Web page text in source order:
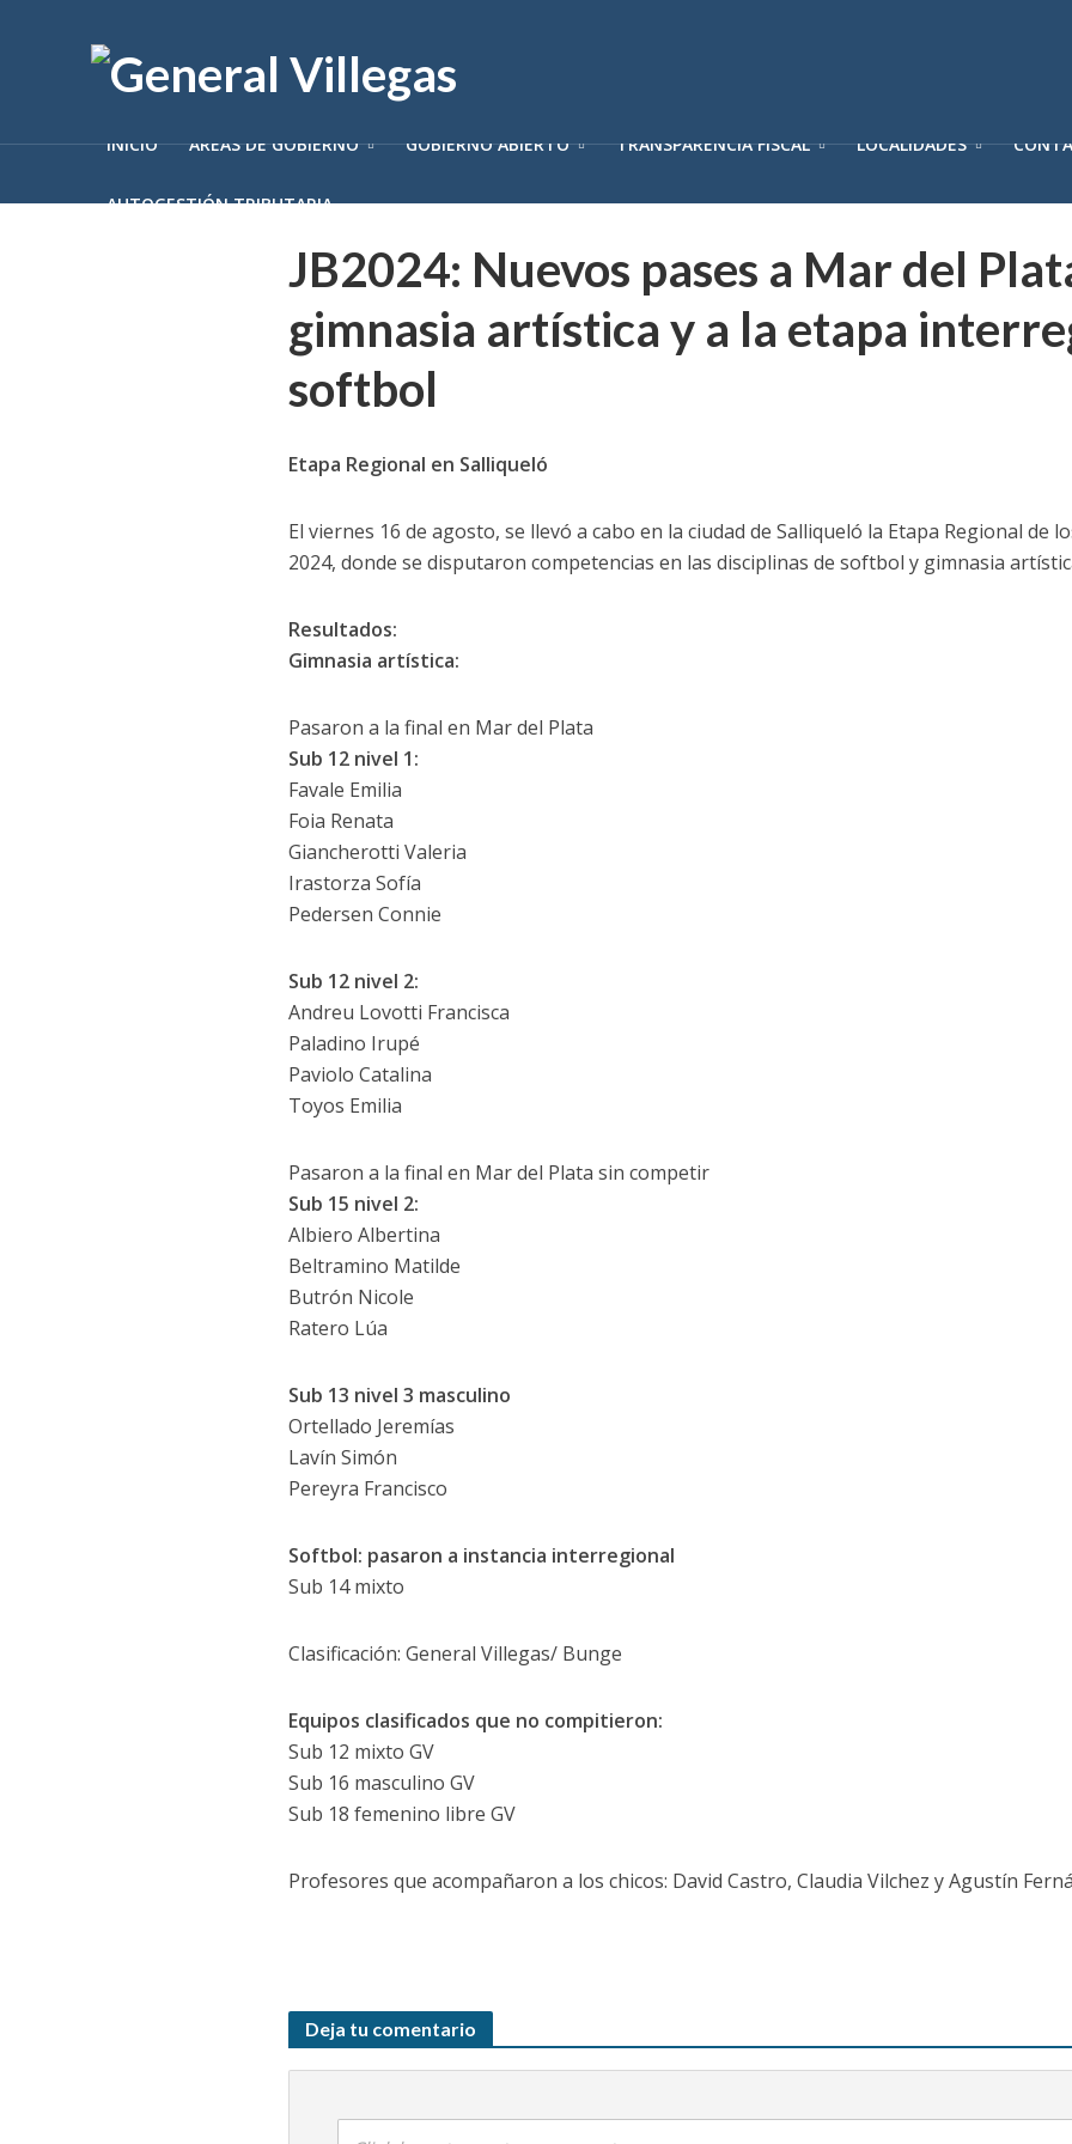
INICIO ÁREAS DE GOBIERNO GOBIERNO ABIERTO TRANSPARENCIA FISCAL LOCALIDADES
AUTOGESTIÓN TRIBUTARIA
JB2024: Nuevos pases a Mar del
gimnasia artística y a la etapa
softbol
Etapa Regional en Salliqueló
El viernes 16 de agosto, se llevó a cabo en la ciudad de Salliqueló la Etapa Regional de
2024, donde se disputaron competencias en las disciplinas de softbol y gimnasia
Resultados:
Gimnasia artística:
Pasaron a la final en Mar del Plata
Sub 12 nivel 1:
Favale Emilia
Foia Renata
Giancherotti Valeria
Irastorza Sofía
Pedersen Connie
Sub 12 nivel 2:
Andreu Lovotti Francisca
Paladino Irupé
Paviolo Catalina
Toyos Emilia
Pasaron a la final en Mar del Plata sin competir
Sub 15 nivel 2:
Albiero Albertina
Beltramino Matilde
Butrón Nicole
Ratero Lúa
Sub 13 nivel 3 masculino
Ortellado Jeremías
Lavín Simón
Pereyra Francisco
Softbol: pasaron a instancia interregional
Sub 14 mixto
Clasificación: General Villegas/ Bunge
Equipos clasificados que no compitieron:
Sub 12 mixto GV
Sub 16 masculino GV
Sub 18 femenino libre GV
Profesores que acompañaron a los chicos: David Castro, Claudia Vilchez y Agustín
Deja tu comentario